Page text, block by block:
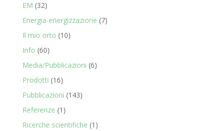
EM (32)
Energia-energizzazione (7)
Il mio orto (10)
Info (60)
Media/Pubblicazioni (6)
Prodotti (16)
Pubblicazioni (143)
Referenze (1)
Ricerche scientifiche (1)